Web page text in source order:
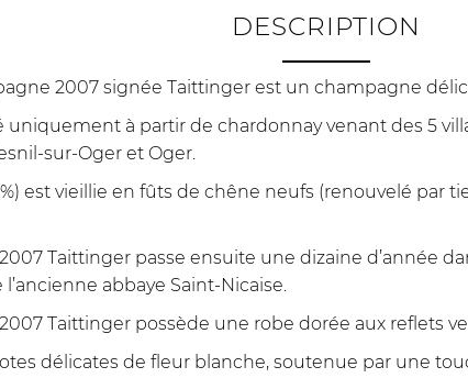
DESCRIPTION
2007 signée Taittinger est un champagne
à partir de chardonnay venant des 5
sur-Oger et Oger.
est vieillie en fûts de chêne neufs (renouvelé par
Taittinger passe ensuite une dizaine d’année
abbaye Saint-Nicaise.
Taittinger possède une robe dorée aux reflets
délicates de fleur blanche, soutenue par une